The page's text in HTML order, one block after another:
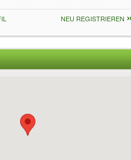
NEU REGISTRIEREN